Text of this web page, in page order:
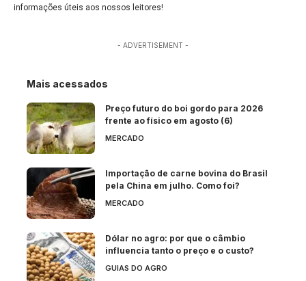
informações úteis aos nossos leitores!
- ADVERTISEMENT -
Mais acessados
Preço futuro do boi gordo para 2026
frente ao físico em agosto (6)
MERCADO
Importação de carne bovina do Brasil
pela China em julho. Como foi?
MERCADO
Dólar no agro: por que o câmbio
influencia tanto o preço e o custo?
GUIAS DO AGRO